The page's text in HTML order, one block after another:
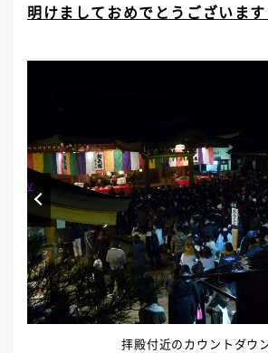
明けましておめでとうございます
拝殿付近のカウントダウ
Prev